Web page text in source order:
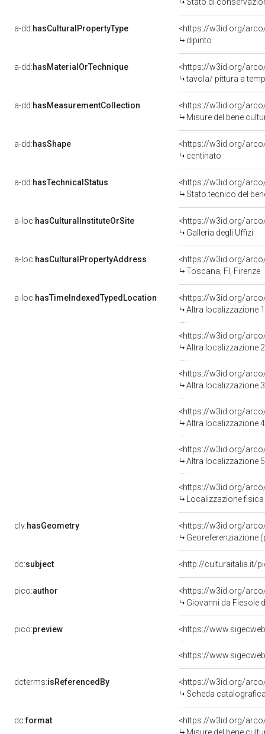
a-dd:hasCulturalPropertyType
<https://w3id.org/
dipinto
a-dd:hasMaterialOrTechnique
<https://w3id.org/
tavola/ pittura a
a-dd:hasMeasurementCollection
<https://w3id.org/
Misure del bene
a-dd:hasShape
<https://w3id.org/
centinato
a-dd:hasTechnicalStatus
<https://w3id.org/
Stato tecnico del
a-loc:hasCulturalInstituteOrSite
<https://w3id.org/
Galleria degli Uffizi
a-loc:hasCulturalPropertyAddress
<https://w3id.org/
Toscana, FI, Firenze
a-loc:hasTimeIndexedTypedLocation
<https://w3id.org/
Altra localizzazione
<https://w3id.org/
Altra localizzazione
<https://w3id.org/
Altra localizzazione
<https://w3id.org/
Altra localizzazione
<https://w3id.org/
Altra localizzazione
<https://w3id.org/
Localizzazione
clv:hasGeometry
<https://w3id.org/
Georeferenziazione
dc:subject <http://culturaitalia.it/
pico:author
<https://w3id.org/
Giovanni da Fiesole
pico:preview <https://
<https://
dcterms:isReferencedBy
<https://w3id.org/
Scheda
dc:format
<https://w3id.org/